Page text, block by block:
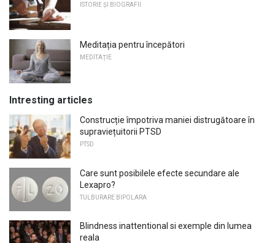
ISTORIE ȘI BIOGRAFII
Meditația pentru începători
MEDITAŢIE
Intresting articles
Construcție împotriva maniei distrugătoare în
supraviețuitorii PTSD
PTSD
Care sunt posibilele efecte secundare ale
Lexapro?
TULBURARE BIPOLARA
Blindness inattentional si exemple din lumea
reala